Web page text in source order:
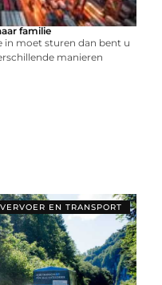
familie
in moet sturen dan bent u
manieren
VERVOER EN TRANSPORT